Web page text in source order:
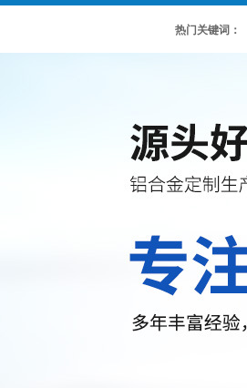
热门关键词：